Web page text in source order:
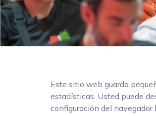
Este sitio web guarda
estadísticas. Usted puede
configuración del